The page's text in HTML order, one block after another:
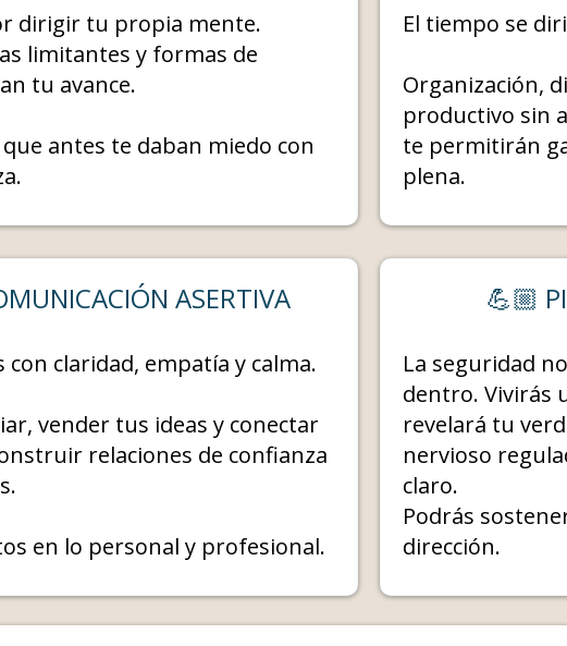
dirigir tu propia mente.
limitantes y formas de
tu avance.
antes te daban miedo con
El tiempo se
Organización,
productivo sin
te permitirán
plena.
ASERTIVA
con claridad, empatía y calma.
vender tus ideas y conectar
relaciones de confianza
en lo personal y profesional.
💪🏼
La seguridad
dentro. Vivirás
revelará tu
nervioso
claro.
Podrás
dirección.